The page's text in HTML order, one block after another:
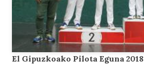
El Gipuzkoako Pilota Eguna 2018